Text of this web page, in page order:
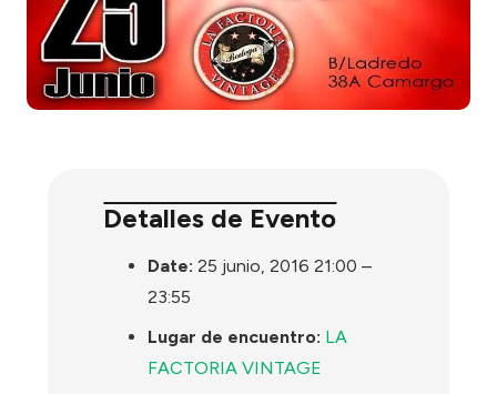
Detalles de Evento
Date: 25 junio, 2016 21:00 –
23:55
Lugar de encuentro: LA
FACTORIA VINTAGE